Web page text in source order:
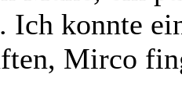
Ich konnte
Mirco